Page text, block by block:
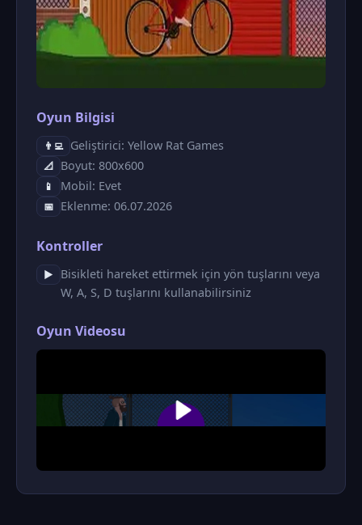
Oyun Bilgisi
👨‍💻 Geliştirici: Yellow Rat Games
📐 Boyut: 800x600
📱 Mobil: Evet
📅 Eklenme: 06.07.2026
Kontroller
▶
Bisikleti hareket ettirmek için yön tuşlarını veya
W, A, S, D tuşlarını kullanabilirsiniz
Oyun Videosu